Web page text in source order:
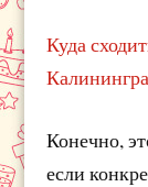
Куда
Конечно,
если